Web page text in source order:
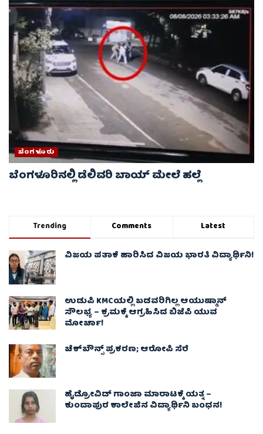
ಬೆಂಗಳೂರು
ಬೆಂಗಳೂರಿನಲ್ಲಿ ಡೆಲಿವರಿ ಬಾಯ್ ಮೇಲೆ‌ ಹಲ್ಲೆ
Trending Comments Latest
ವಿಜಯ ಪತಾಕೆ ಹಾರಿಸಿದ ವಿಜಯ ಭಾರತಿ ವಿದ್ಯಾರ್ಥಿನಿ!
ಉಡುಪಿ KMCಯಲ್ಲಿ ಬಡವರಿಗಿಲ್ಲ ಆಯುಷ್ಮಾನ್
ಸೌಲಭ್ಯ – ಕ್ರಮಕ್ಕೆ ಆಗ್ರಹಿಸಿದ ಬಿಜೆಪಿ ಯುವ
ಮೋರ್ಚಾ!
ಚೆಕ್​ಬೌನ್ಸ್​ ಪ್ರಕರಣ; ಆರೋಪಿ ಸೆರೆ
ಹೈಡ್ರೋವಿಡ್ ಗಾಂಜಾ ಮಾರಾಟಕ್ಕೆ ಯತ್ನ –
ಕುಂದಾಪುರ ಕಾಲೇಜಿನ ವಿದ್ಯಾರ್ಥಿನಿ ಬಂಧನ!